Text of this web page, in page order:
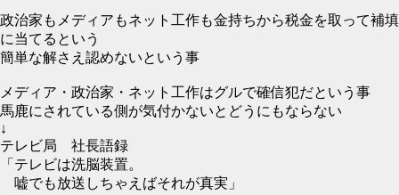
政治家もメディアもネット工作も金持ちから税金を取って補填
に当てるという
簡単な解さえ認めないという事
メディア・政治家・ネット工作はグルで確信犯だという事
馬鹿にされている側が気付かないとどうにもならない
↓
テレビ局 社長語録
「テレビは洗脳装置。
嘘でも放送しちゃえばそれが真実」